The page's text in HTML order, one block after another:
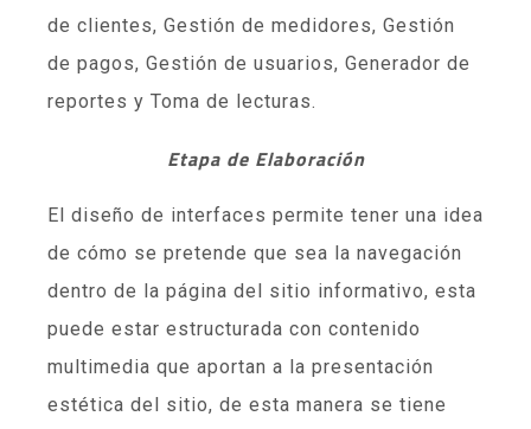
de clientes, Gestión de medidores, Gestión
de pagos, Gestión de usuarios, Generador de
reportes y Toma de lecturas.
Etapa de Elaboración
El diseño de interfaces permite tener una idea
de cómo se pretende que sea la navegación
dentro de la página del sitio informativo, esta
puede estar estructurada con contenido
multimedia que aportan a la presentación
estética del sitio, de esta manera se tiene